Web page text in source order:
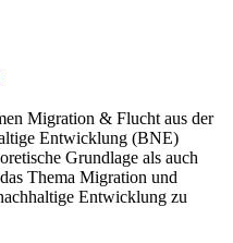
Migration & Flucht aus der
Entwicklung (BNE)
Grundlage als auch
Thema Migration und
Entwicklung zu